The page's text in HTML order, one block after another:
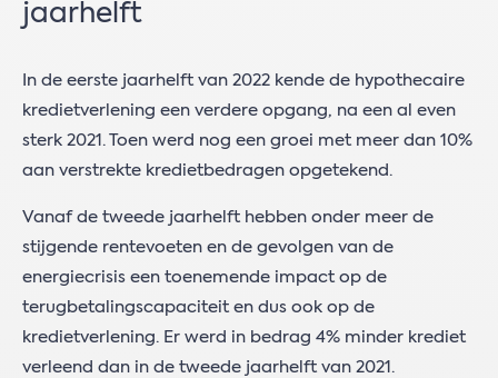
jaarhelft
In de eerste jaarhelft van 2022 kende de hypothecaire
kredietverlening een verdere opgang, na een al even
sterk 2021. Toen werd nog een groei met meer dan 10%
aan verstrekte kredietbedragen opgetekend.
Vanaf de tweede jaarhelft hebben onder meer de
stijgende rentevoeten en de gevolgen van de
energiecrisis een toenemende impact op de
terugbetalingscapaciteit en dus ook op de
kredietverlening. Er werd in bedrag 4% minder krediet
verleend dan in de tweede jaarhelft van 2021.